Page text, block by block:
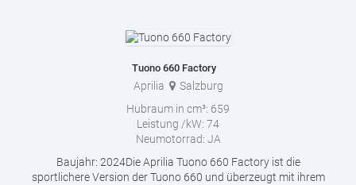
Tuono 660 Factory
Aprilia
Salzburg
Hubraum in cm³: 659
Leistung /kW: 74
Neumotorrad: JA
Baujahr: 2024Die Aprilia Tuono 660 Factory ist die
sportlichere Version der Tuono 660 und überzeugt mit ihrem